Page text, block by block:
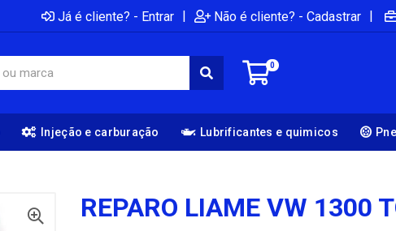
Já é cliente? - Entrar | Não é cliente? - Cadastrar |
0
Injeção e carburação Lubrificantes e quimicos
REPARO LIAME VW 1300